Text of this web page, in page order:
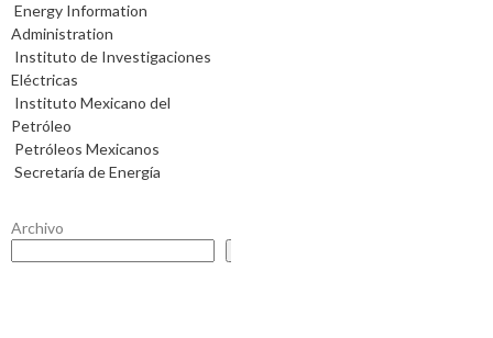
Energy Information
Administration
Instituto de Investigaciones
Eléctricas
Instituto Mexicano del
Petróleo
Petróleos Mexicanos
Secretaría de Energía
Archivo